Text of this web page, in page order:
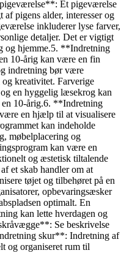
Et pigeværelse
pigens alder, interesser og
inkluderer lyse farver,
detaljer. Det er vigtigt
og hjemme.5. **Indretning
10-årig kan være en fin
indretning bør være
kreativitet. Farverige
en hyggelig læsekrog kan
10-årig.6. **Indretning
en hjælp til at visualisere
kan indeholde
møbelplacering og
kan være en
og æstetisk tiltalende
et skab handler om at
tøjet og tilbehøret på en
opbevaringsæsker
optimalt. En
kan lette hverdagen og
Se beskrivelse
skur**: Indretning af
og organiseret rum til